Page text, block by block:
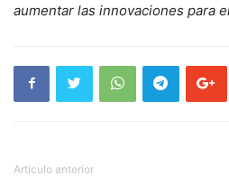
aumentar las innovaciones para
Artículo anterior